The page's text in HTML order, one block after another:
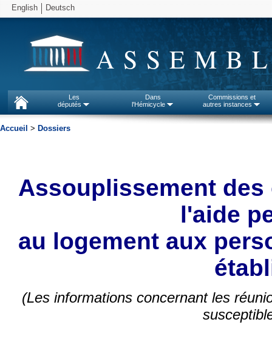
English Deutsch
Les
députés
Dans
l'Hémicycle
Commissions et
autres instances
Accueil > Dossiers
Assouplissement
l'aide
au logement aux
(Les informations concernant les